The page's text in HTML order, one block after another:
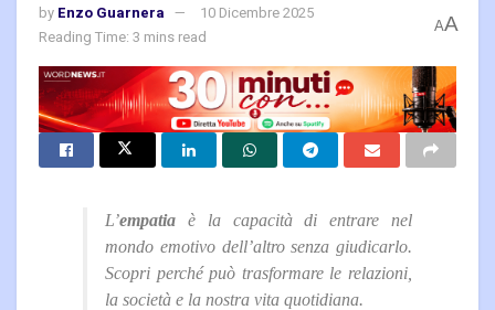
by Enzo Guarnera
10 Dicembre 2025
Reading Time: 3 mins read
AA
L’empatia è la capacità di entrare nel
mondo emotivo dell’altro senza giudicarlo.
Scopri perché può trasformare le relazioni,
la società e la nostra vita quotidiana.